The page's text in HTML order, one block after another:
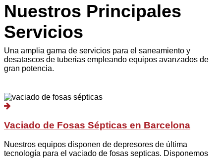
Nuestros Principales
Servicios
Una amplia gama de servicios para el saneamiento y
desatascos de tuberias empleando equipos avanzados de
gran potencia.
Vaciado de Fosas Sépticas en Barcelona
Nuestros equipos disponen de depresores de última
tecnología para el vaciado de fosas septicas. Disponemos